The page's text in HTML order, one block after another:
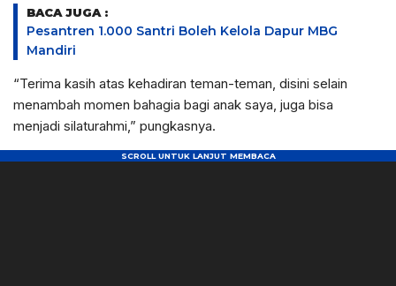
BACA JUGA :
Pesantren 1.000 Santri Boleh Kelola Dapur MBG
Mandiri
“Terima kasih atas kehadiran teman-teman, disini selain
menambah momen bahagia bagi anak saya, juga bisa
menjadi silaturahmi,” pungkasnya.